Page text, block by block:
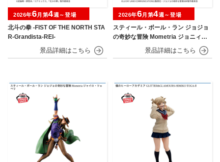
北斗の拳 -FIST OF THE NORTH STA
R-Grandista-REI-
2026年6月第4週～登場
スティール・ボール・ラン ジョジョ
の奇妙な冒険 Mometria ジョニィ・
ジョースター
2026年6月第4週～登場